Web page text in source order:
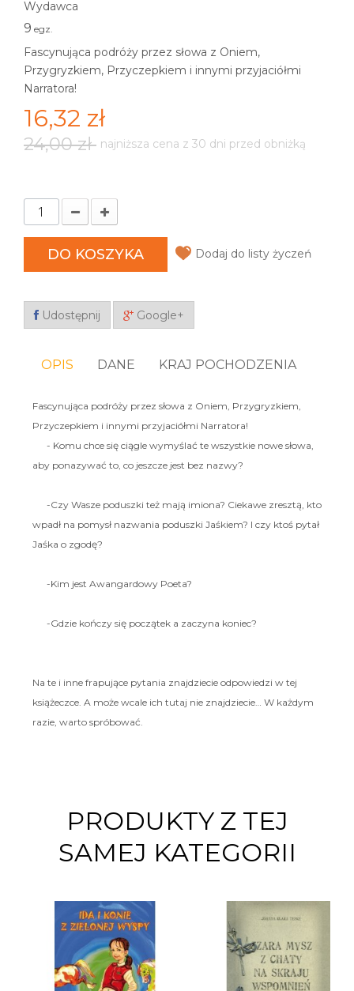
Wydawca
9 egz.
Fascynująca podróży przez słowa z Oniem,
Przygryzkiem, Przyczepkiem i innymi przyjaciółmi
Narratora!
16,32 zł
24,00 zł najniższa cena z 30 dni przed obniżką
DO KOSZYKA Dodaj do listy życzeń
Udostępnij Google+
OPIS DANE KRAJ POCHODZENIA
Fascynująca podróży przez słowa z Oniem, Przygryzkiem,
Przyczepkiem i innymi przyjaciółmi Narratora!
- Komu chce się ciągle wymyślać te wszystkie nowe słowa,
aby ponazywać to, co jeszcze jest bez nazwy?
-Czy Wasze poduszki też mają imiona? Ciekawe zresztą, kto
wpadł na pomysł nazwania poduszki Jaśkiem? I czy ktoś pytał
Jaśka o zgodę?
-Kim jest Awangardowy Poeta?
-Gdzie kończy się początek a zaczyna koniec?
Na te i inne frapujące pytania znajdziecie odpowiedzi w tej
książeczce. A może wcale ich tutaj nie znajdziecie… W każdym
razie, warto spróbować.
PRODUKTY Z TEJ
SAMEJ KATEGORII